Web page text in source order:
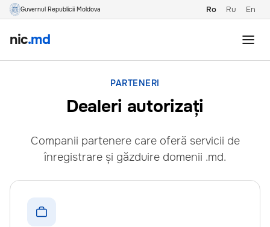
Guvernul Republicii Moldova Ro Ru En
nic.md
PARTENERI
Dealeri autorizați
Companii partenere care oferă servicii de
înregistrare și găzduire domenii .md.